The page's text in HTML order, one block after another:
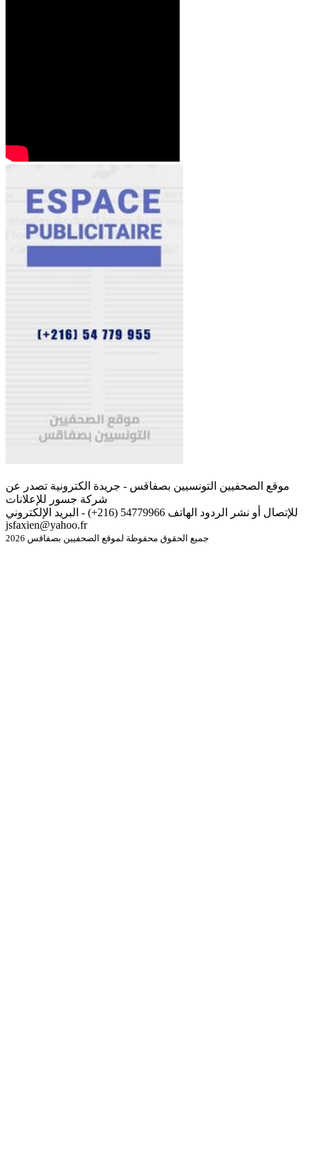
موقع الصحفيين التونسيين بصفاقس - جريدة الكترونية تصدر عن
شركة جسور للإعلانات
للإتصال أو نشر الردود الهاتف 54779966 (216+) - البريد الإلكتروني
jsfaxien@yahoo.fr
جميع الحقوق محفوظة لموقع الصحفيين بصفاقس 2026